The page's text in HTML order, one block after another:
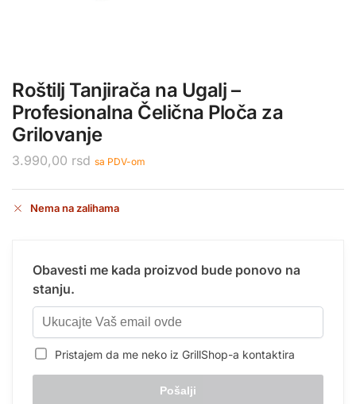
Roštilj Tanjirača na Ugalj –
Profesionalna Čelična Ploča za
Grilovanje
3.990,00 rsd sa PDV-om
Nema na zalihama
Obavesti me kada proizvod bude ponovo na
stanju.
Pristajem da me neko iz GrillShop-a kontaktira